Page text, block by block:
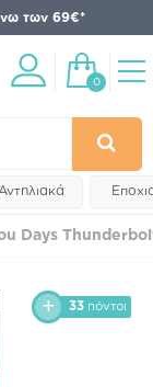
των 69€*
0
Αντηλιακά
Days
33 πόντοι